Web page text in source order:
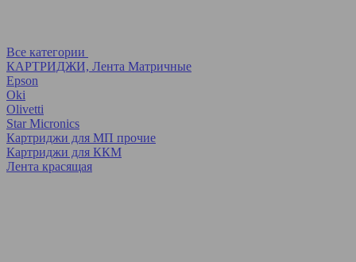
Все категории
КАРТРИДЖИ, Лента Матричные
Epson
Oki
Olivetti
Star Micronics
Картриджи для МП прочие
Картриджи для ККМ
Лента красящая